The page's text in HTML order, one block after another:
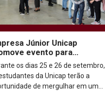
Júnior Unicap
evento para
o
e conexão
o Mercado de...
os dias 25 e 26 de setembro,
da Unicap terão a
de mergulhar em um